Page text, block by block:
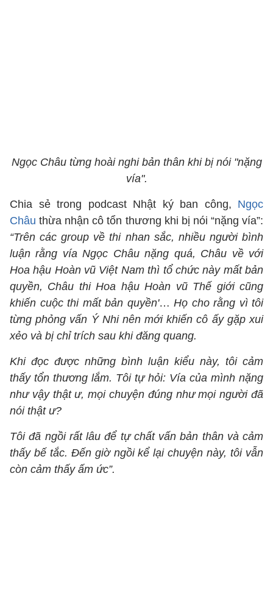
Ngọc Châu từng hoài nghi bản thân khi bị nói "nặng
vía".
Chia sẻ trong podcast Nhật ký ban công, Ngọc
Châu thừa nhận cô tổn thương khi bị nói “nặng vía”:
“Trên các group về thi nhan sắc, nhiều người bình
luận rằng vía Ngọc Châu nặng quá, Châu về với
Hoa hậu Hoàn vũ Việt Nam thì tổ chức này mất bản
quyền, Châu thi Hoa hậu Hoàn vũ Thế giới cũng
khiến cuộc thi mất bản quyền'… Họ cho rằng vì tôi
từng phỏng vấn Ý Nhi nên mới khiến cô ấy gặp xui
xẻo và bị chỉ trích sau khi đăng quang.
Khi đọc được những bình luận kiểu này, tôi cảm
thấy tổn thương lắm. Tôi tự hỏi: Vía của mình nặng
như vậy thật ư, mọi chuyện đúng như mọi người đã
nói thật ư?
Tôi đã ngồi rất lâu để tự chất vấn bản thân và cảm
thấy bế tắc. Đến giờ ngồi kể lại chuyện này, tôi vẫn
còn cảm thấy ấm ức”.